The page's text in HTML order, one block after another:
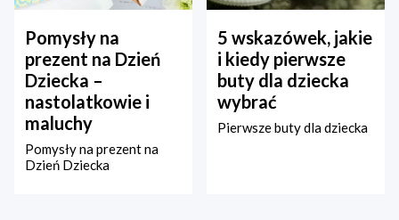
Pomysły na
prezent na Dzień
Dziecka –
nastolatkowie i
maluchy
Pomysły na prezent na
Dzień Dziecka
5 wskazówek, jakie
i kiedy pierwsze
buty dla dziecka
wybrać
Pierwsze buty dla dziecka